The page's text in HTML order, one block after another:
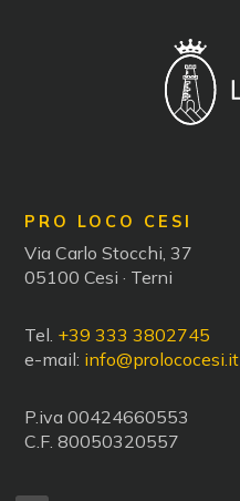
PRO LOCO CESI
Via Carlo Stocchi, 37
05100 Cesi · Terni
Tel. +39 333 3802745
e-mail: info@prolococesi.it
P.iva 00424660553
C.F. 80050320557